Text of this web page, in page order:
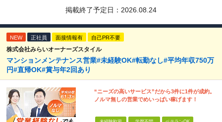
掲載終了予定日： 2026.08.24
NEW 正社員 面接情報有 自己PR不要
株式会社みらいオーナーズスタイル
マンションメンテナンス営業#未経験OK#転勤なし#平均年収750万
円#直帰OK#賞与年2回あり
“ニーズの高いサービス”だから3件に1件が成約。
ノルマ無しの営業でめいっぱい稼げます！